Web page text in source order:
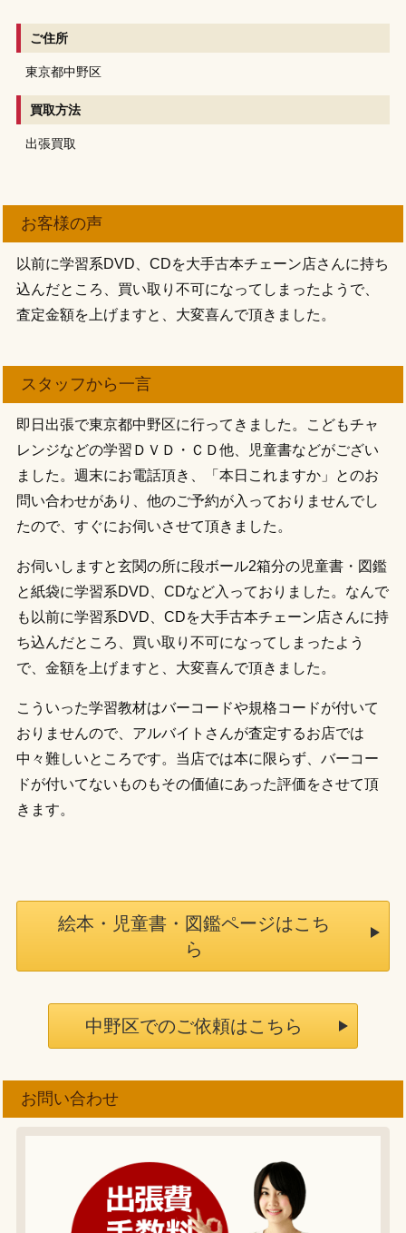
ご住所
東京都中野区
買取方法
出張買取
お客様の声
以前に学習系DVD、CDを大手古本チェーン店さんに持ち
込んだところ、買い取り不可になってしまったようで、
査定金額を上げますと、大変喜んで頂きました。
スタッフから一言
即日出張で東京都中野区に行ってきました。こどもチャ
レンジなどの学習ＤＶＤ・ＣＤ他、児童書などがござい
ました。週末にお電話頂き、「本日これますか」とのお
問い合わせがあり、他のご予約が入っておりませんでし
たので、すぐにお伺いさせて頂きました。
お伺いしますと玄関の所に段ボール2箱分の児童書・図鑑
と紙袋に学習系DVD、CDなど入っておりました。なんで
も以前に学習系DVD、CDを大手古本チェーン店さんに持
ち込んだところ、買い取り不可になってしまったよう
で、金額を上げますと、大変喜んで頂きました。
こういった学習教材はバーコードや規格コードが付いて
おりませんので、アルバイトさんが査定するお店では
中々難しいところです。当店では本に限らず、バーコー
ドが付いてないものもその価値にあった評価をさせて頂
きます。
絵本・児童書・図鑑ページはこち
ら
中野区でのご依頼はこちら
お問い合わせ